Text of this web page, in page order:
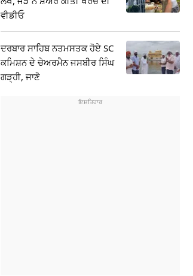
ਵੀਡੀਓ
ਦਰਬਾਰ ਸਾਹਿਬ ਨਤਮਸਤਕ ਹੋਏ SC
ਕਮਿਸ਼ਨ ਦੇ ਚੇਅਰਮੈਨ ਜਸਬੀਰ ਸਿੰਘ
ਗੜ੍ਹੀ, ਜਾਣੋ